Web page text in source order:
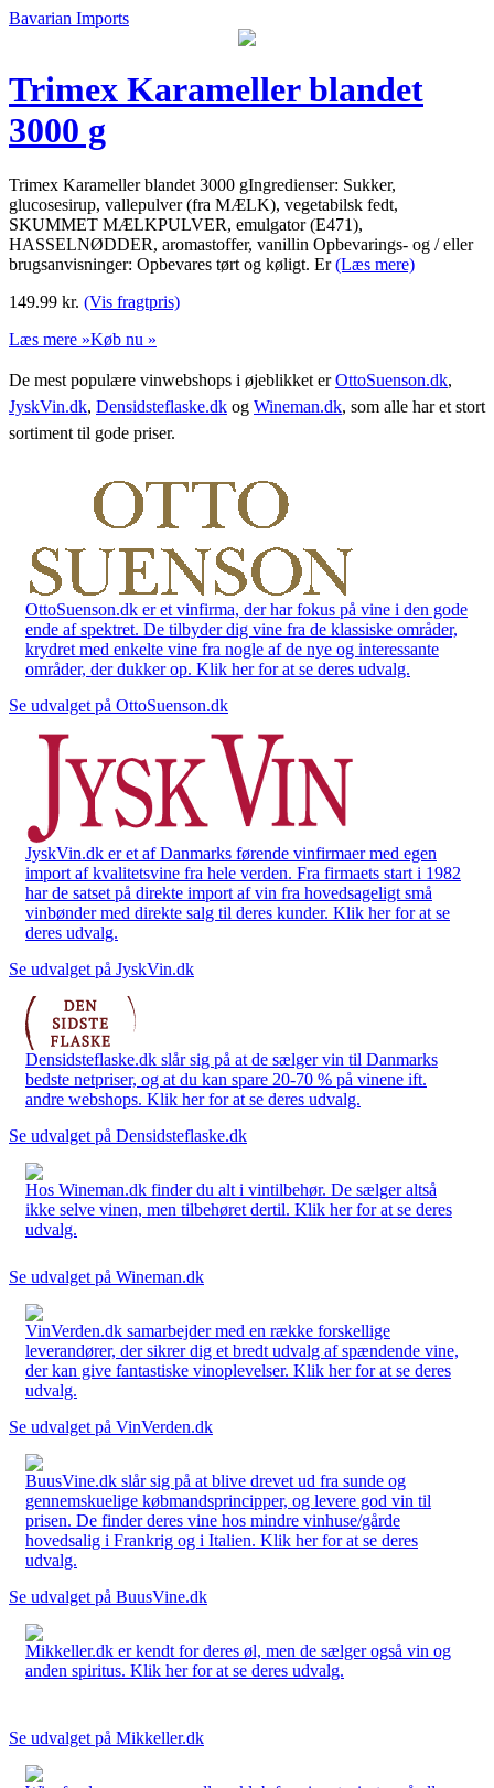
Bavarian Imports
Trimex Karameller blandet
3000 g
Trimex Karameller blandet 3000 gIngredienser: Sukker,
glucosesirup, vallepulver (fra MÆLK), vegetabilsk fedt,
SKUMMET MÆLKPULVER, emulgator (E471),
HASSELNØDDER, aromastoffer, vanillin Opbevarings- og / eller
brugsanvisninger: Opbevares tørt og køligt. Er(Læs mere)
149.99 kr. (Vis fragtpris)
Læs mere »Køb nu »
De mest populære vinwebshops i øjeblikket erOttoSuenson.dk,
JyskVin.dk, Densidsteflaske.dk og Wineman.dk, som alle har et stort
sortiment til gode priser.
OttoSuenson.dk er et vinfirma, der har fokus på vine i den gode
ende af spektret. De tilbyder dig vine fra de klassiske områder,
krydret med enkelte vine fra nogle af de nye og interessante
områder, der dukker op. Klik her for at se deres udvalg.
Se udvalget på OttoSuenson.dk
JyskVin.dk er et af Danmarks førende vinfirmaer med egen
import af kvalitetsvine fra hele verden. Fra firmaets start i 1982
har de satset på direkte import af vin fra hovedsageligt små
vinbønder med direkte salg til deres kunder. Klik her for at se
deres udvalg.
Se udvalget på JyskVin.dk
Densidsteflaske.dk slår sig på at de sælger vin til Danmarks
bedste netpriser, og at du kan spare 20-70 % på vinene ift.
andre webshops. Klik her for at se deres udvalg.
Se udvalget på Densidsteflaske.dk
Hos Wineman.dk finder du alt i vintilbehør. De sælger altså
ikke selve vinen, men tilbehøret dertil. Klik her for at se deres
udvalg.
Se udvalget på Wineman.dk
VinVerden.dk samarbejder med en række forskellige
leverandører, der sikrer dig et bredt udvalg af spændende vine,
der kan give fantastiske vinoplevelser. Klik her for at se deres
udvalg.
Se udvalget på VinVerden.dk
BuusVine.dk slår sig på at blive drevet ud fra sunde og
gennemskuelige købmandsprincipper, og levere god vin til
prisen. De finder deres vine hos mindre vinhuse/gårde
hovedsalig i Frankrig og i Italien. Klik her for at se deres
udvalg.
Se udvalget på BuusVine.dk
Mikkeller.dk er kendt for deres øl, men de sælger også vin og
anden spiritus. Klik her for at se deres udvalg.
Se udvalget på Mikkeller.dk